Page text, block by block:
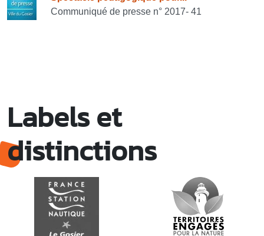
Communiqué de presse n° 2017- 41
Labels et
distinctions